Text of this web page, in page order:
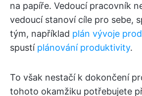
na papíře. Vedoucí pracovník
vedoucí stanoví cíle pro sebe,
tým, například plán vývoje
spustí plánování produktivity.
To však nestačí k dokončení
tohoto okamžiku potřebujete